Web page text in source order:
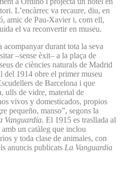
L’encàrrec va recaure, diu, en
amic de Pau-Xavier i, com ell,
el va reconvertir en museu.
durant tota la seva
–sense èxit– a la plaça de
de ciències naturals de Madrid
1914 obre el primer museu
de Barcelona i que
ulls de vidre, material de
vivos y domesticados, propios
pequeño, manso”, segons la
Vanguardia. El 1915 es trasllada al
un catàleg que inclou
y toda clase de animales, con
anuncis publicats La Vanguardia